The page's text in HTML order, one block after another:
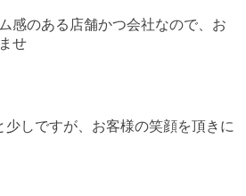
感のある店舗かつ会社なので、お
せ
少しですが、お客様の笑顔を頂きに